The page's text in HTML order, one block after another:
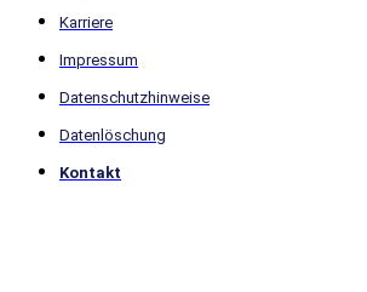
Karriere
Impressum
Datenschutz­hinweise
Datenlöschung
Kontakt